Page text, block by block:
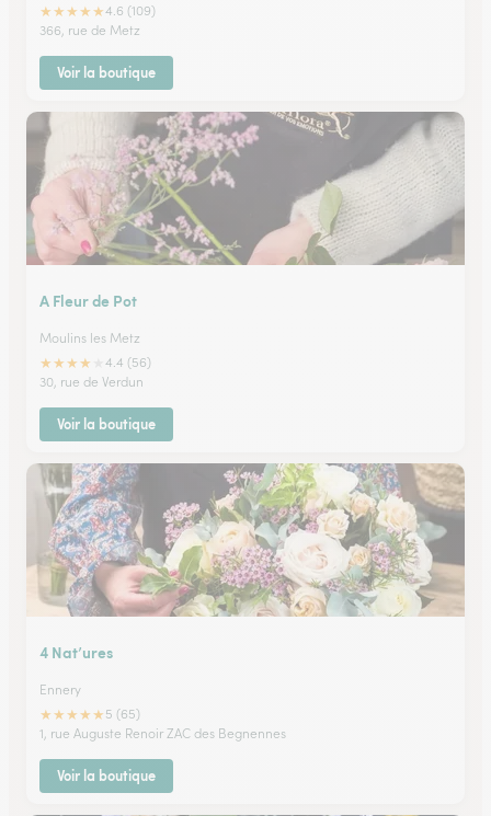
★★★★★4.6 (109)
366, rue de Metz
Voir la boutique
A Fleur de Pot
Moulins les Metz
★★★★
4.4 (56)
30, rue de Verdun
Voir la boutique
4 Nat’ures
Ennery
★★★★★ 5 (65)
1, rue Auguste Renoir ZAC des Begnennes
Voir la boutique